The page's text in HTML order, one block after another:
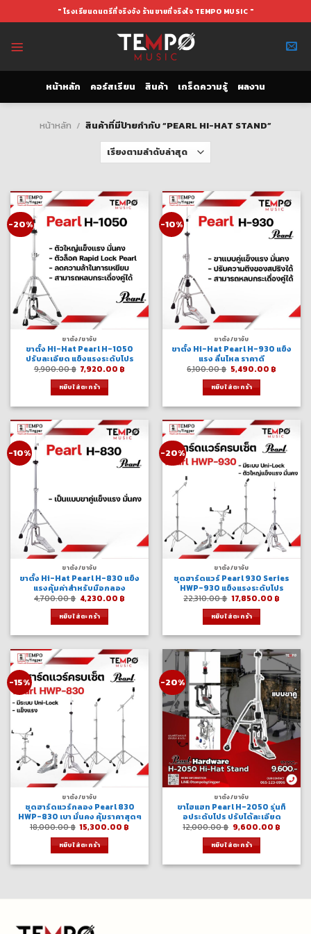
to
" โรงเรียนดนตรีที่จริงจัง ร้านขายที่จริงใจ TEMPO MUSIC "
หน้าหลัก คอร์สเรียน สินค้า เกร็ดความรู้ ผลงาน
หน้าหลัก / สินค้าที่มีป้ายกำกับ “PEARL HI-HAT STAND”
-20%
ขาตั้ง/ขาจับ
ขาตั้ง Hi-Hat Pearl H-1050
ปรับละเอียด แข็งแรงระดับโปร
9,900.00฿ Original
price
was:
9,900.00 ฿.
7,920.00 ฿
หยิบใส่ตะกร้า
-10%
ขาตั้ง/ขาจับ
ขาตั้ง Hi-Hat Pearl H-930 แข็ง
แรง ลื่นไหล ราคาดี
6,100.00฿ Original
price
was:
6,100.00 ฿.
5,490.00 ฿Current
หยิบใส่ตะกร้า
-10%
ขาตั้ง/ขาจับ
ขาตั้ง Hi-Hat Pearl H-830 แข็ง
แรงคุ้มค่าสำหรับมือกลอง
4,700.00฿ Original
price
was:
4,700.00 ฿.
4,230.00 ฿Current
หยิบใส่ตะกร้า
-20%
ขาตั้ง/ขาจับ
ชุดฮาร์ดแวร์ Pearl 930 Series
HWP-930 แข็งแรงระดับโปร
22,310.00฿ Original
price
was:
22,310.00 ฿.
17,850.00 ฿
หยิบใส่ตะกร้า
-15%
ขาตั้ง/ขาจับ
ชุดฮาร์ดแวร์กลอง Pearl 830
HWP-830 เบา มั่นคง คุ้มราคาสุดๆ
18,000.00฿ Original
price
was:
18,000.00 ฿.
15,300.00 ฿
หยิบใส่ตะกร้า
-20%
ขาตั้ง/ขาจับ
ขาไฮแฮท Pearl H-2050 รุ่นท็
อประดับโปร ปรับได้ละเอียด
12,000.00฿ Original
price
was:
12,000.00 ฿.
9,600.00 ฿
หยิบใส่ตะกร้า